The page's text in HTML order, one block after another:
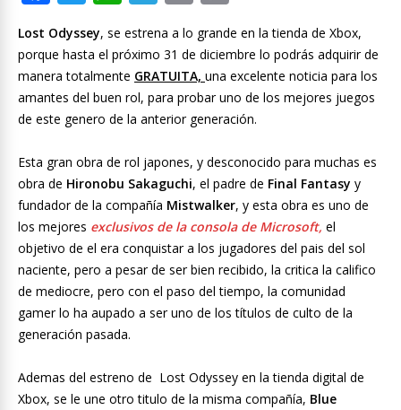
ac
e
b
o
o
k
itt
er
h
at
s
A
p
p
e
gr
a
m
ai
l
p
y
Li
n
k
Lost Odyssey, se estrena a lo grande en la tienda de Xbox,
porque hasta el próximo 31 de diciembre lo podrás adquirir de
manera totalmente GRATUITA, una excelente noticia para los
amantes del buen rol, para probar uno de los mejores juegos
de este genero de la anterior generación.
Esta gran obra de rol japones, y desconocido para muchas es
obra de Hironobu Sakaguchi, el padre de Final Fantasy y
fundador de la compañía Mistwalker, y esta obra es uno de
los mejores exclusivos de la consola de Microsoft, el
objetivo de el era conquistar a los jugadores del pais del sol
naciente, pero a pesar de ser bien recibido, la critica la califico
de mediocre, pero con el paso del tiempo, la comunidad
gamer lo ha aupado a ser uno de los títulos de culto de la
generación pasada.
Ademas del estreno de Lost Odyssey en la tienda digital de
Xbox, se le une otro titulo de la misma compañía, Blue